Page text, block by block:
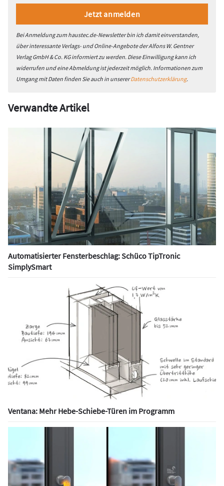
Bei Anmeldung zum haustec.de-Newsletter bin ich damit einverstanden,
über interessante Verlags- und Online-Angebote der Alfons W. Gentner
Verlag GmbH & Co. KG informiert zu werden. Diese Einwilligung kann ich
widerrufen und eine Abmeldung ist jederzeit möglich. Informationen zum
Umgang mit Daten finden Sie auch in unsererDatenschutzerklärung.
Verwandte Artikel
Automatisierter Fensterbeschlag: Schüco TipTronic
SimplySmart
Ventana: Mehr Hebe-Schiebe-Türen im Programm